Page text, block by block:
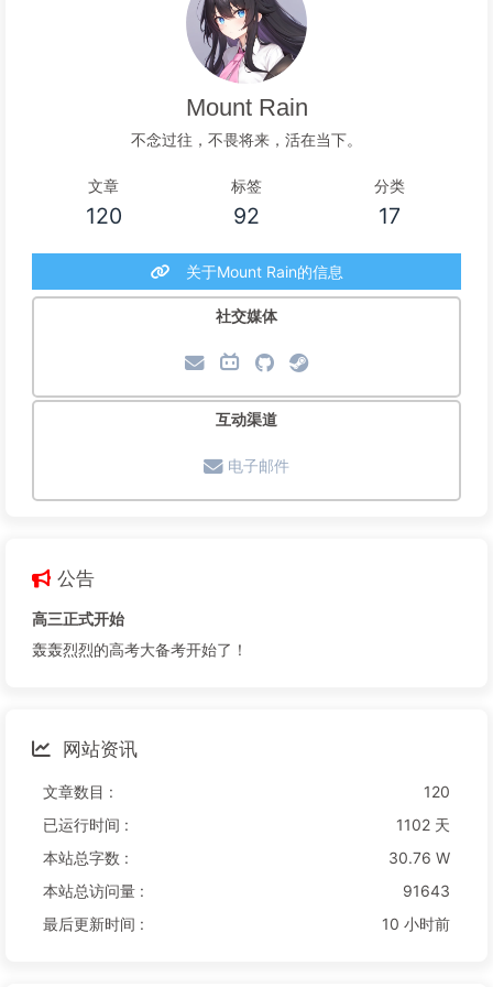
Mount Rain
不念过往，不畏将来，活在当下。
文章
120
标签
92
分类
17
关于Mount Rain的信息
社交媒体
互动渠道
电子邮件
公告
高三正式开始
轰轰烈烈的高考大备考开始了！
网站资讯
文章数目 :
120
已运行时间 :
1102 天
本站总字数 :
30.76 W
本站总访问量 :
91643
最后更新时间 :
10 小时前